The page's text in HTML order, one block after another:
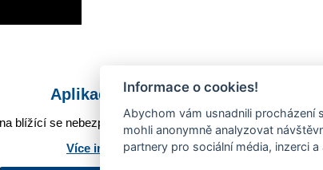
Aplikace Mobilní rozhlas
blížící se nebezpečí, odstávky, poruchy a výpadky
Více informací o aplikaci
Informace o cookies!
Abychom vám usnadnili procházení
mohli anonymně analyzovat
partnery pro sociální média, inzerci a